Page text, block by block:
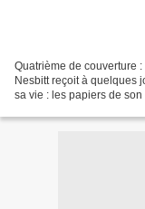
Quatrième de couverture
Nesbitt reçoit à quelques
sa vie : les papiers de